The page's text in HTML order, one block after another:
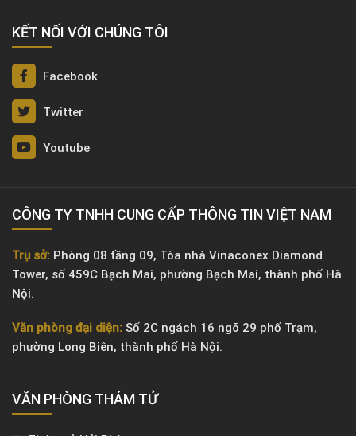
KẾT NỐI VỚI CHÚNG TÔI
Facebook
Twitter
Youtube
CÔNG TY TNHH CUNG CẤP THÔNG TIN VIỆT NAM
Trụ sở: Phòng 08 tầng 09, Tòa nhà Vinaconex Diamond
Tower, số 459C Bạch Mai, phường Bạch Mai, thành phố Hà
Nội.
Văn phòng đại diện: Số 2C ngách 16 ngõ 29 phố Trạm,
phường Long Biên, thành phố Hà Nội.
VĂN PHÒNG ​THÁM TỬ